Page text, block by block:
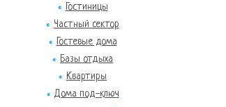
Гостиницы
Частный сектор
Гостевые дома
Базы отдыха
Квартиры
Дома под-ключ